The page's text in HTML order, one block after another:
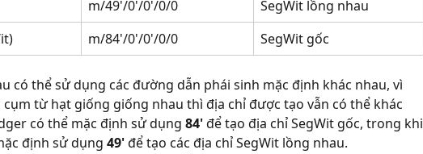
m/49'/0'/0'/0/0
SegWit lồng nhau
m/84'/0'/0'/0/0 SegWit gốc
có thể sử dụng các đường dẫn phái sinh mặc định khác nhau, vì
cụm từ hạt giống giống nhau thì địa chỉ được tạo vẫn có thể khác
có thể mặc định sử dụng 84' để tạo địa chỉ SegWit gốc, trong khi
định sử dụng 49' để tạo các địa chỉ SegWit lồng nhau.